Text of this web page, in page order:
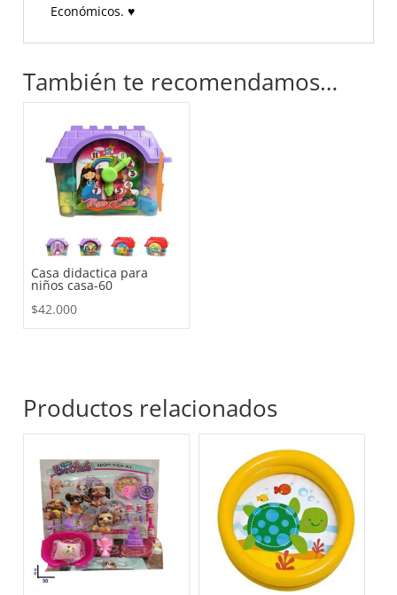
Económicos. ♥
También te recomendamos…
Casa didactica para
niños casa-60
$42.000
Productos relacionados